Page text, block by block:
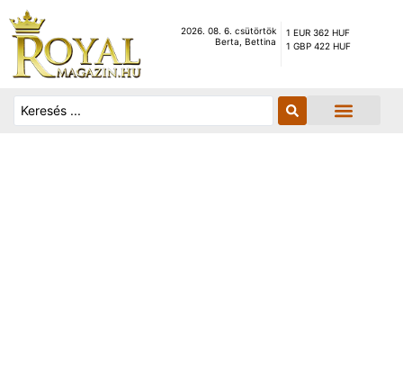
2026. 08. 6. csütörtök
Berta, Bettina
1 EUR 362 HUF
1 GBP 422 HUF